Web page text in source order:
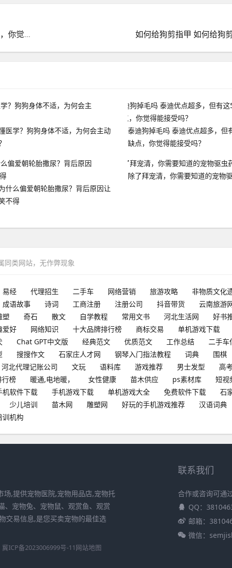
泰迪狗掉毛吗 泰迪优点超多，但有这5大缺点，你觉得能接受吗？ 如何给狗剪指甲 如何给狗
医学？狗狗身体不适，为何会主动
泰迪狗掉毛吗 泰迪优点超多，但
缺点，你觉得能接受吗？
什么偏爱朝轮胎撒尿？背后原因让
不得
除了拜宠清，你需要知道的宠物
同类网站，无作弊现象
易经 代理招生 二手车 网络营销 旅游攻略 非物质文化
成语故事 诗词 工商注册 注册公司 抖音带货 云南旅游
塑 奇石 散文 自学教程 常用文书 河北生活网 好书
爱好 网络知识 十大品牌排行榜 商标交易 单机游戏下载
Chat GPT中文版 经典范文 优质范文 工作总结 二手车
搜搜作文 石家庄人才网 钢琴入门指法教程 词典 围棋
河北代理记账公司 文玩 语料库 游戏推荐 男士发型 高
行榜 暖通,电地暖， 女性健康 苗木供应 ps素材库 短视
机软件下载 手机游戏下载 单机游戏大全 免费软件下载 石
少儿培训 苗木网 雕塑网 好玩的手机游戏推荐 汉语词典
训机构
,提供宠物医院,宠物用品店,宠物托
、宠物兔、宠物鼠、观赏鱼、观赏
交易信息,是您买卖宠物的最佳选
冀ICP备2023006999号-11网站地图
联系我们
合作或咨询可通
QQ：
邮箱：
微信：